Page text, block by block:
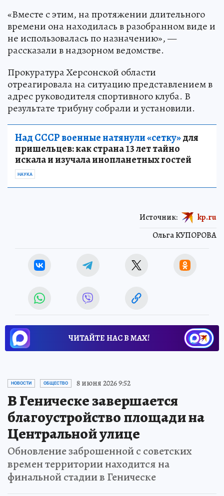
«Вместе с этим, на протяжении длительного
времени она находилась в разобранном виде и
не использовалась по назначению», —
рассказали в надзорном ведомстве.
Прокуратура Херсонской области
отреагировала на ситуацию представлением в
адрес руководителя спортивного клуба. В
результате трибуну собрали и установили.
Над СССР военные натянули «сетку»для
пришельцев: как страна 13 лет тайно
искала и изучала инопланетных гостей
НАУКА
Ольга КУПОРОВА
Источник: kp.ru
ЧИТАЙТЕ НАС В МАХ!
НОВОСТИ ОБЩЕСТВО 8 июня 2026 9:52
В Геническе завершается
благоустройство площади на
Центральной улице
Обновление заброшенной с советских
времен территории находится на
финальной стадии в Геническе